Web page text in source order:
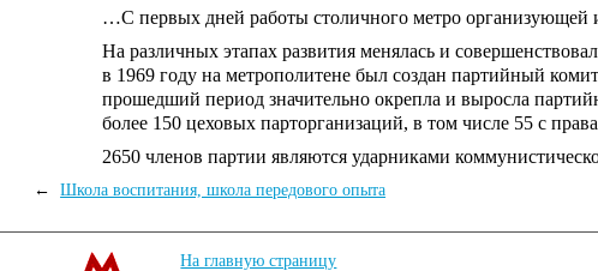
…С первых дней работы столичного метро организующей
На различных этапах развития менялась и
в 1969 году на метрополитене был создан партийный
прошедший период значительно окрепла и выросла
более 150 цеховых парторганизаций, в том числе 55 с
2650 членов партии являются ударниками
← Школа воспитания, школа передового опыта
На главную страницу